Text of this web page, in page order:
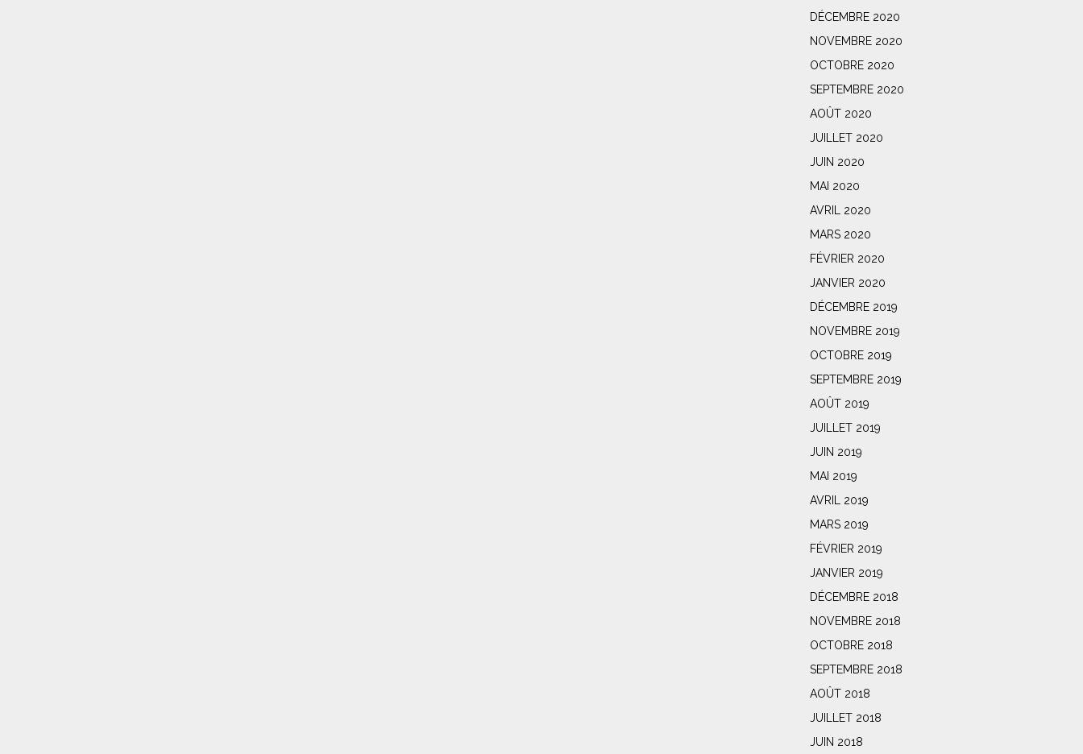
DÉCEMBRE 2020
NOVEMBRE 2020
OCTOBRE 2020
SEPTEMBRE 2020
AOÛT 2020
JUILLET 2020
JUIN 2020
MAI 2020
AVRIL 2020
MARS 2020
FÉVRIER 2020
JANVIER 2020
DÉCEMBRE 2019
NOVEMBRE 2019
OCTOBRE 2019
SEPTEMBRE 2019
AOÛT 2019
JUILLET 2019
JUIN 2019
MAI 2019
AVRIL 2019
MARS 2019
FÉVRIER 2019
JANVIER 2019
DÉCEMBRE 2018
NOVEMBRE 2018
OCTOBRE 2018
SEPTEMBRE 2018
AOÛT 2018
JUILLET 2018
JUIN 2018